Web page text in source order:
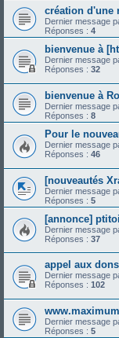
création d'une
Dernier message
Réponses : 4
bienvenue à
Dernier message
Réponses : 32
bienvenue à
Dernier message
Réponses : 8
Pour le
Dernier message
Réponses : 46
[nouveautés
Dernier message
Réponses : 5
[annonce]
Dernier message
Réponses : 37
appel aux
Dernier message
Réponses : 102
Dernier message
Réponses : 5